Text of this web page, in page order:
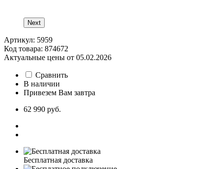
Next
Артикул: 5959
Код товара: 874672
Актуальные цены от 05.02.2026
Сравнить
В наличии
Привезем Вам завтра
62 990 руб.
Бесплатная доставка